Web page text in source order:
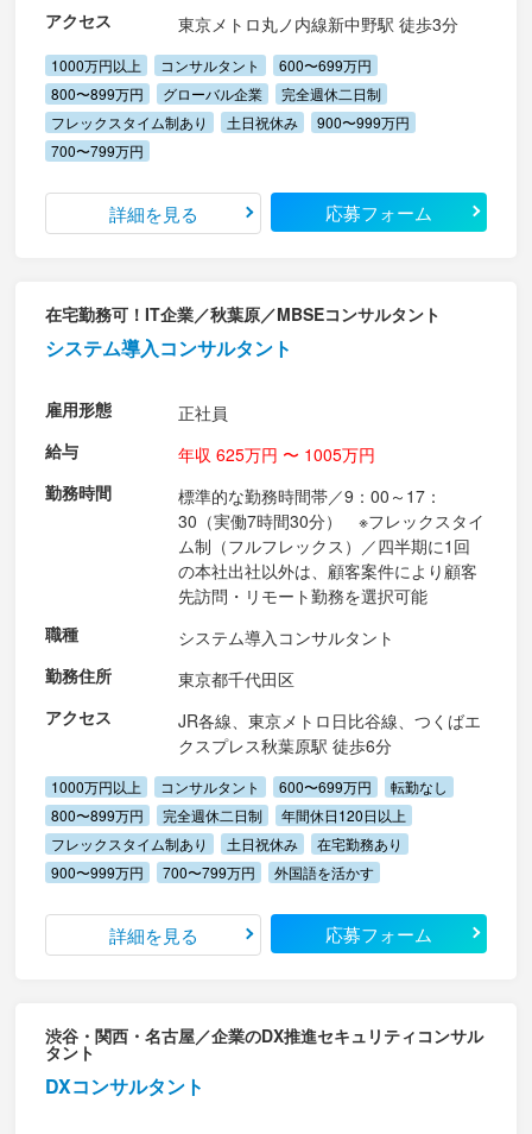
アクセス 東京メトロ丸ノ内線新中野駅 徒歩3分
1000万円以上 コンサルタント
600〜699万円
800〜899万円
グローバル企業
完全週休二日制
フレックスタイム制あり
土日祝休み
900〜999万円
700〜799万円
詳細を見る 応募フォーム
在宅勤務可！IT企業／秋葉原／MBSEコンサルタント
システム導入コンサルタント
雇用形態
正社員
給与
年収 625万円 〜 1005万円
勤務時間
標準的な勤務時間帯／9：00～17：
30（実働7時間30分） ※フレックスタイ
ム制（フルフレックス）／四半期に1回
の本社出社以外は、顧客案件により顧客
先訪問・リモート勤務を選択可能
職種
システム導入コンサルタント
勤務住所
東京都千代田区
アクセス
JR各線、東京メトロ日比谷線、つくばエ
クスプレス秋葉原駅 徒歩6分
1000万円以上 コンサルタント 600〜699万円
転勤なし
800〜899万円
完全週休二日制
年間休日120日以上
フレックスタイム制あり
土日祝休み
在宅勤務あり
900〜999万円
700〜799万円 外国語を活かす
詳細を見る 応募フォーム
渋谷・関西・名古屋／企業のDX推進セキュリティコンサル
タント
DXコンサルタント